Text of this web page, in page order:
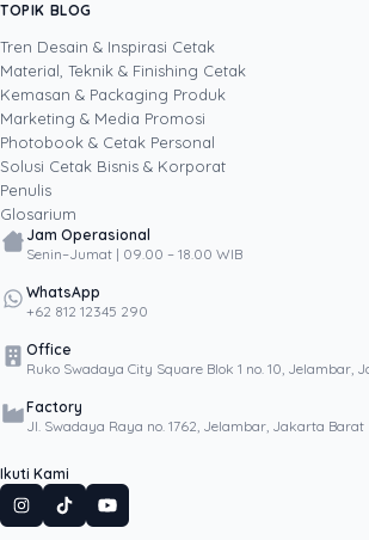
menarik perhatian, layak
membantu bisnis bertumbuh
kreativitas serta media digital.
Popular
TOPIK BLOG
Tren Desain & Inspirasi Cetak
Material, Teknik & Finishing Cetak
Kemasan & Packaging Produk
Marketing & Media Promosi
Photobook & Cetak Personal
Solusi Cetak Bisnis & Korporat
Penulis
Glosarium
Jam Operasional
Senin–Jumat | 09.00 – 18.00 WIB
WhatsApp
+62 812 12345 290
Office
Ruko Swadaya City Square Blok 1 no. 10, Jelambar,
Factory
Jl. Swadaya Raya no. 1762, Jelambar, Jakarta Barat
Ikuti Kami